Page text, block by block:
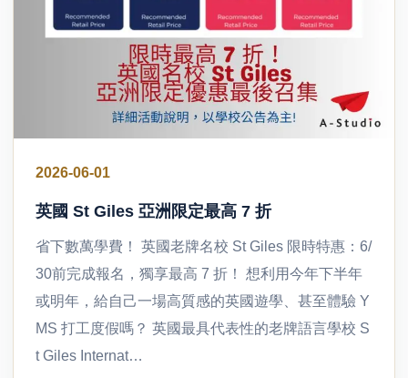
2026-06-01
英國 St Giles 亞洲限定最高 7 折
省下數萬學費！ 英國老牌名校 St Giles 限時特惠：6/
30前完成報名，獨享最高 7 折！ 想利用今年下半年
或明年，給自己一場高質感的英國遊學、甚至體驗 Y
MS 打工度假嗎？ 英國最具代表性的老牌語言學校 S
t Giles Internat…